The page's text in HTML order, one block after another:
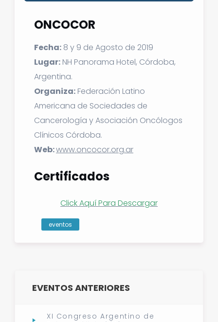
ONCOCOR
Fecha: 8 y 9 de Agosto de 2019
Lugar: NH Panorama Hotel, Córdoba,
Argentina.
Organiza: Federación Latino
Americana de Sociedades de
Cancerología y Asociación Oncólogos
Clínicos Córdoba.
Web:www.oncocor.org.ar
Certificados
Click Aquí Para Descargar
eventos
EVENTOS ANTERIORES
XI Congreso Argentino de